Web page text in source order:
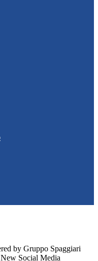
by Gruppo Spaggiari
Social Media